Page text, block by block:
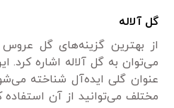
گل آلاله
از بهترین گزینه‌های گل عروس
می‌توان به گل آلاله اشاره کرد.
عنوان گلی ایده‌آل شناخته
مختلف می‌توانید از آن استفاده